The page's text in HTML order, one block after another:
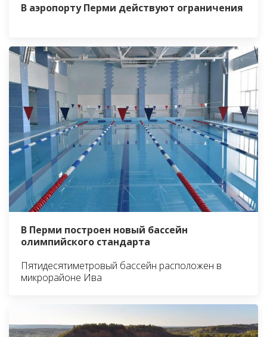
В аэропорту Перми действуют ограничения
В Перми построен новый бассейн
олимпийского стандарта
Пятидесятиметровый бассейн расположен в
микрорайоне Ива